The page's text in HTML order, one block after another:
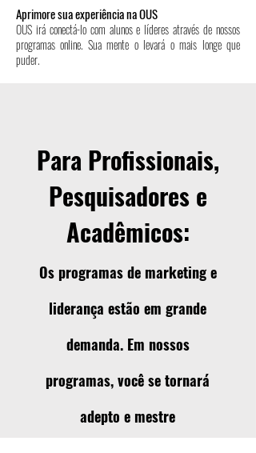
Aprimore sua experiência na OUS
OUS irá conectá-lo com alunos e líderes através de nossos
programas online. Sua mente o levará o mais longe que
puder.
Para Profissionais,
Pesquisadores e
Acadêmicos:
Os programas de marketing e
liderança estão em grande
demanda. Em nossos
programas, você se tornará
adepto e mestre